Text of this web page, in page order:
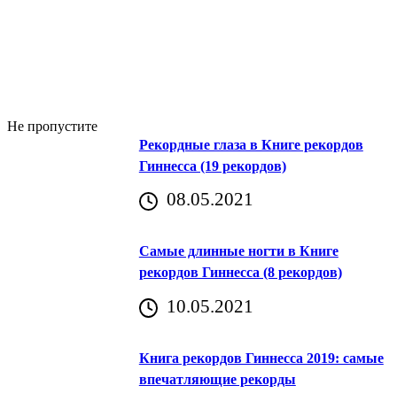
Не пропустите
Рекордные глаза в Книге рекордов
Гиннесса (19 рекордов)
08.05.2021
Самые длинные ногти в Книге
рекордов Гиннесса (8 рекордов)
10.05.2021
Книга рекордов Гиннесса 2019: самые
впечатляющие рекорды